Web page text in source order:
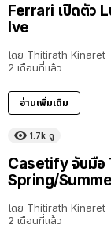
Ferrari เปิดตัว
Ive
โดย Thitirath Kinaret
2 เดือนที่แล้ว
อ่านเพิ่มเติม
1.7k ดู
Casetify จับมือ
Spring/
โดย Thitirath Kinaret
2 เดือนที่แล้ว